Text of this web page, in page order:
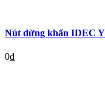
Nút dừng khẩn IDEC
0₫